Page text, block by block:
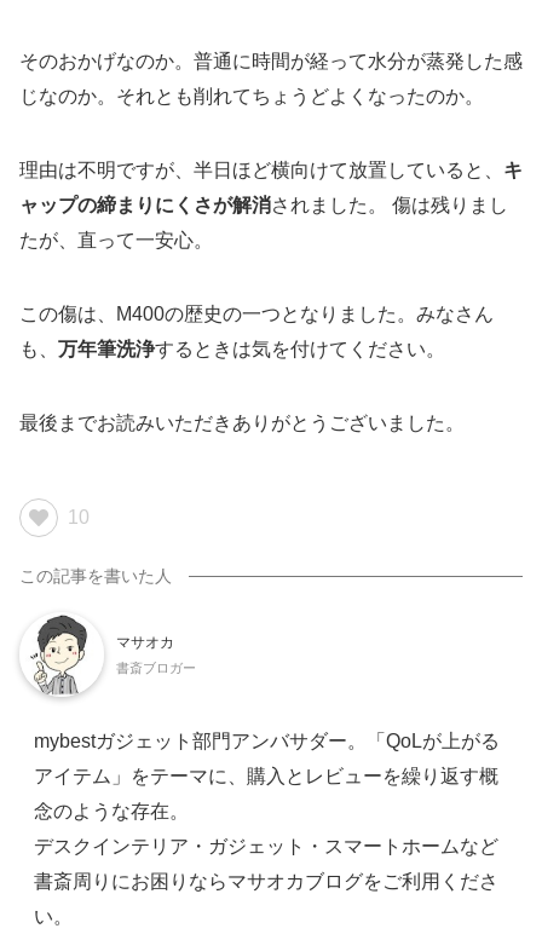
そのおかげなのか。普通に時間が経って水分が蒸発した感
じなのか。それとも削れてちょうどよくなったのか。
理由は不明ですが、半日ほど横向けて放置していると、 キ
ャップの締まりにくさが解消されました。 傷は残りまし
たが、直って一安心。
この傷は、M400の歴史の一つとなりました。みなさん
も、
万年筆洗浄するときは気を付けてください。
最後までお読みいただきありがとうございました。
10
マサオカ
書斎ブロガー
mybestガジェット部門アンバサダー。「QoLが上がる
アイテム」をテーマに、購入とレビューを繰り返す概
念のような存在。
デスクインテリア・ガジェット・スマートホームなど
書斎周りにお困りならマサオカブログをご利用くださ
い。